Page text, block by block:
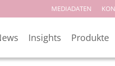
MEDIADATEN
Insights Produkte